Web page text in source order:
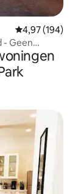
Gemiddelde
4,97 (194)
- Geen